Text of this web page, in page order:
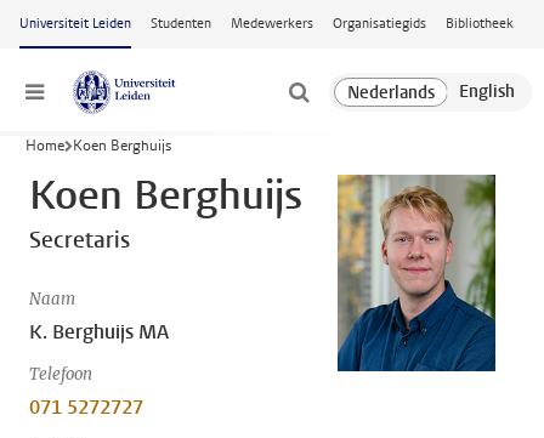
Ga naar hoofdinhoud
Universiteit Leiden Studenten Medewerkers Organisatiegids Bibliotheek
Menu
Home Koen Berghuijs
Koen Berghuijs
Secretaris
Naam
K. Berghuijs MA
Telefoon
071 5272727